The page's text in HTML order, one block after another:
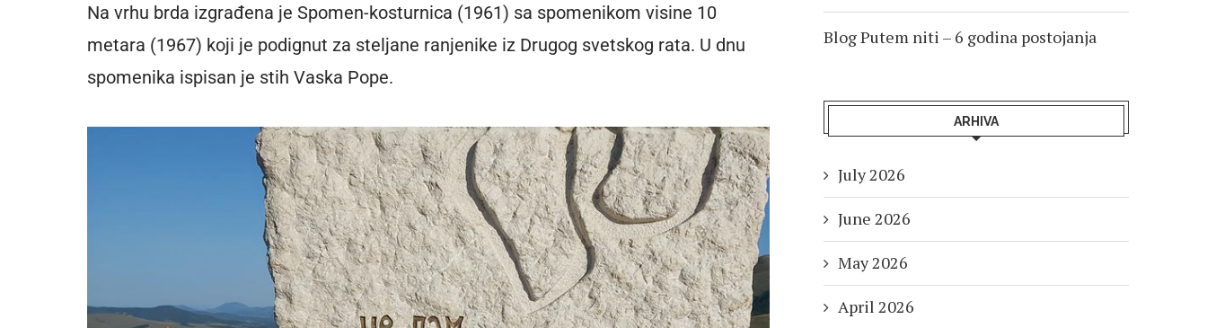
Na vrhu brda izgrađena je Spomen-kosturnica (1961) sa spomenikom visine 10
metara (1967) koji je podignut za steljane ranjenike iz Drugog svetskog rata. U dnu
spomenika ispisan je stih Vaska Pope.
Blog Putem niti – 6 godina postojanja
ARHIVA
July 2026
June 2026
May 2026
April 2026